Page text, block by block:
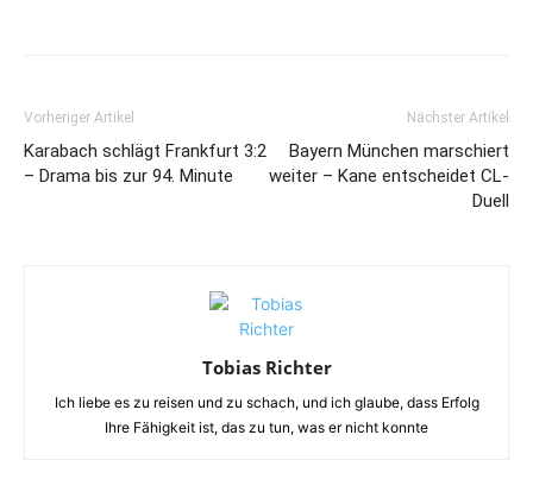
Vorheriger Artikel
Karabach schlägt Frankfurt 3:2
– Drama bis zur 94. Minute
Nächster Artikel
Bayern München marschiert
weiter – Kane entscheidet CL-
Duell
Tobias Richter
Ich liebe es zu reisen und zu schach, und ich glaube, dass Erfolg
Ihre Fähigkeit ist, das zu tun, was er nicht konnte